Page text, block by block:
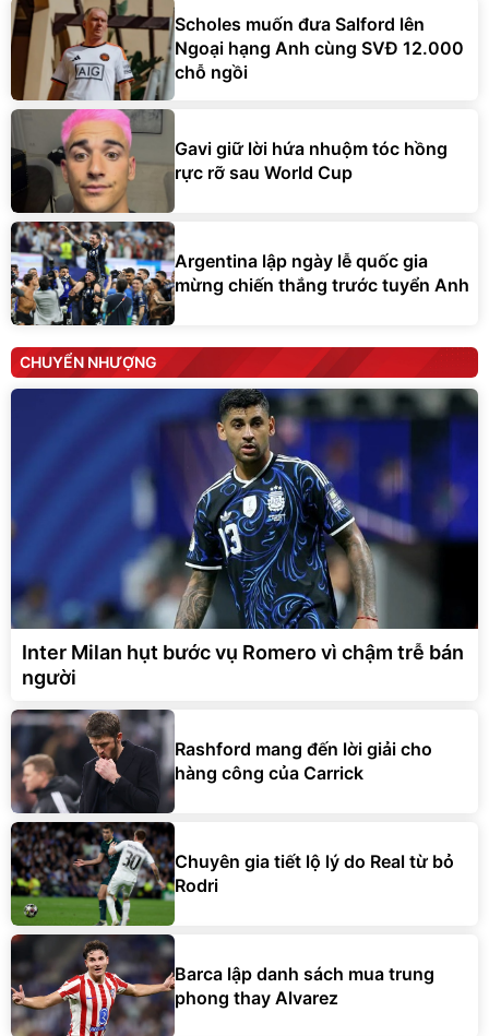
Scholes muốn đưa Salford lên
Ngoại hạng Anh cùng SVĐ 12.000
chỗ ngồi
Gavi giữ lời hứa nhuộm tóc hồng
rực rỡ sau World Cup
Argentina lập ngày lễ quốc gia
mừng chiến thắng trước tuyển Anh
CHUYỂN NHƯỢNG
Inter Milan hụt bước vụ Romero vì chậm trễ bán
người
Rashford mang đến lời giải cho
hàng công của Carrick
Chuyên gia tiết lộ lý do Real từ bỏ
Rodri
Barca lập danh sách mua trung
phong thay Alvarez